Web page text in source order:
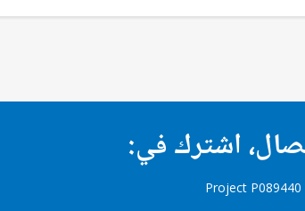
اشترك في: